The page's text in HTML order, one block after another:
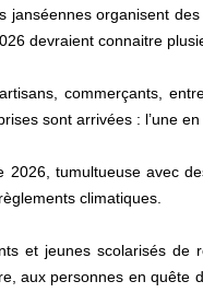
janséennes organisent
devraient connaitre
commerçants,
sont arrivées : l’une
2026, tumultueuse avec
climatiques.
et jeunes scolarisés de
aux personnes en quête